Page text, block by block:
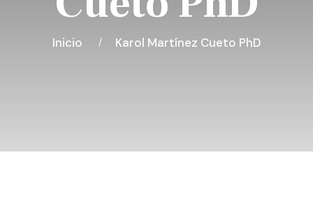
Inicio Karol Martínez Cueto PhD